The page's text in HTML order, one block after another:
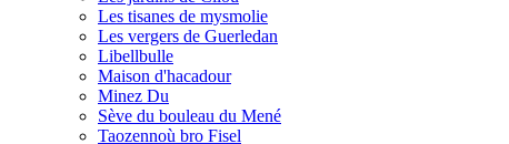
Les tisanes de mysmolie
Les vergers de Guerledan
Libellbulle
Maison d'hacadour
Minez Du
Sève du bouleau du Mené
Taozennoù bro Fisel